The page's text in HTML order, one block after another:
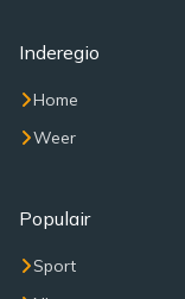
Inderegio
Home
Weer
Populair
Sport